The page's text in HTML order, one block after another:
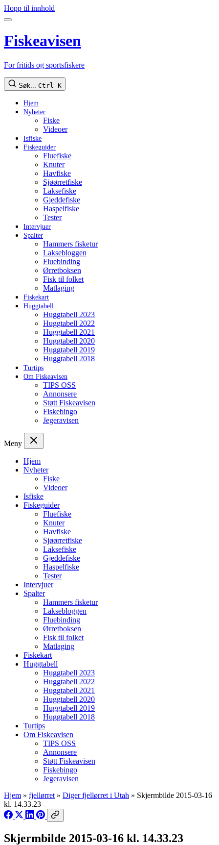
Hopp til innhold
Fiskeavisen
For fritids og sportsfiskere
Søk... Ctrl K
Hjem
Nyheter
Fiske
Videoer
Isfiske
Fiskeguider
Fluefiske
Knuter
Havfiske
Sjøørretfiske
Laksefiske
Gjeddefiske
Haspelfiske
Tester
Intervjuer
Spalter
Hammers fisketur
Laksebloggen
Fluebinding
Ørretboksen
Fisk til folket
Matlaging
Fiskekart
Huggtabell
Huggtabell 2023
Huggtabell 2022
Huggtabell 2021
Huggtabell 2020
Huggtabell 2019
Huggtabell 2018
Turtips
Om Fiskeavisen
TIPS OSS
Annonsere
Støtt Fiskeavisen
Fiskebingo
Jegeravisen
Meny
Hjem
Nyheter
Fiske
Videoer
Isfiske
Fiskeguider
Fluefiske
Knuter
Havfiske
Sjøørretfiske
Laksefiske
Gjeddefiske
Haspelfiske
Tester
Intervjuer
Spalter
Hammers fisketur
Laksebloggen
Fluebinding
Ørretboksen
Fisk til folket
Matlaging
Fiskekart
Huggtabell
Huggtabell 2023
Huggtabell 2022
Huggtabell 2021
Huggtabell 2020
Huggtabell 2019
Huggtabell 2018
Turtips
Om Fiskeavisen
TIPS OSS
Annonsere
Støtt Fiskeavisen
Fiskebingo
Jegeravisen
Hjem » fjellørret » Diger fjellørret i Utah » Skjermbilde 2015-03-16
kl. 14.33.23
Skjermbilde 2015-03-16 kl. 14.33.23